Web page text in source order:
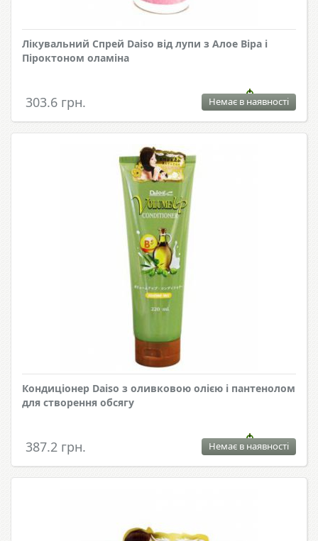
Лікувальний Спрей Daiso від лупи з Алое Віра і
Піроктоном оламіна
303.6 грн. Немає в наявності
Кондиціонер Daiso з оливковою олією і пантенолом
для створення обсягу
387.2 грн. Немає в наявності